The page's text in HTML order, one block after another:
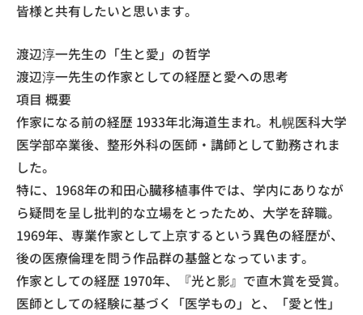
皆様と共有したいと思います。
渡辺淳一先生の「生と愛」の哲学
渡辺淳一先生の作家としての経歴と愛への思考
項目 概要
作家になる前の経歴 1933年北海道生まれ。札幌医科大学
医学部卒業後、整形外科の医師・講師として勤務されま
した。
特に、1968年の和田心臓移植事件では、学内にありなが
ら疑問を呈し批判的な立場をとったため、大学を辞職。
1969年、専業作家として上京するという異色の経歴が、
後の医療倫理を問う作品群の基盤となっています。
作家としての経歴 1970年、『光と影』で直木賞を受賞。
医師としての経験に基づく「医学もの」と、「愛と性」